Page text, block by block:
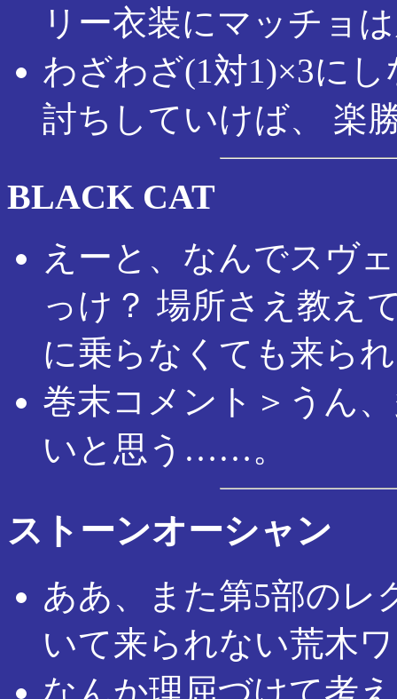
リー衣装にマッチョ
わざわざ(1対1)×3に
討ちしていけば、 楽
BLACK CAT
えーと、なんでスヴ
っけ？ 場所さえ教え
に乗らなくても来ら
巻末コメント＞うん
いと思う……。
ストーンオーシャン
ああ、また第5部のレ
いて来られない荒木